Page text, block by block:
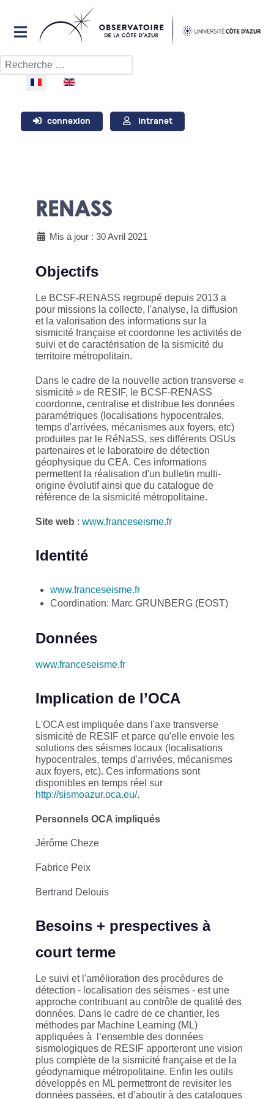
Rechercher
Sélectionnez votre langue
connexion Intranet
RENASS
Mis à jour : 30 Avril 2021
Objectifs
Le BCSF-RENASS regroupé depuis 2013 a
pour missions la collecte, l'analyse, la diffusion
et la valorisation des informations sur la
sismicité française et coordonne les activités de
suivi et de caractérisation de la sismicité du
territoire métropolitain.
Dans le cadre de la nouvelle action transverse «
sismicité » de RESIF, le BCSF-RENASS
coordonne, centralise et distribue les données
paramétriques (localisations hypocentrales,
temps d'arrivées, mécanismes aux foyers, etc)
produites par le RéNaSS, ses différents OSUs
partenaires et le laboratoire de détection
géophysique du CEA. Ces informations
permettent la réalisation d'un bulletin multi-
origine évolutif ainsi que du catalogue de
référence de la sismicité métropolitaine.
Site web : www.franceseisme.fr
Identité
www.franceseisme.fr
Coordination: Marc GRUNBERG (EOST)
Données
www.franceseisme.fr
Implication de l’OCA
L'OCA est impliquée dans l'axe transverse
sismicité de RESIF et parce qu'elle envoie les
solutions des séismes locaux (localisations
hypocentrales, temps d'arrivées, mécanismes
aux foyers, etc). Ces informations sont
disponibles en temps réel sur
http://sismoazur.oca.eu/.
Personnels OCA impliqués
Jérôme Cheze
Fabrice Peix
Bertrand Delouis
Besoins + prespectives à
court terme
Le suivi et l'amélioration des procédures de
détection - localisation des séismes - est une
approche contribuant au contrôle de qualité des
données. Dans le cadre de ce chantier, les
méthodes par Machine Learning (ML)
appliquées à l’ensemble des données
sismologiques de RESIF apporteront une vision
plus complète de la sismicité française et de la
géodynamique métropolitaine. Enfin les outils
développés en ML permettront de revisiter les
données passées, et d’aboutir à des catalogues